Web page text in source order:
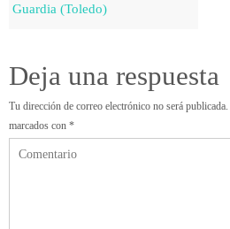
Guardia (Toledo)
Deja una respuesta
Tu dirección de correo electrónico no será publicada.
marcados con *